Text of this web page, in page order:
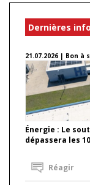
Dernières
21.07.2026 | Bon à
Énergie : Le
dépassera les
Réagir